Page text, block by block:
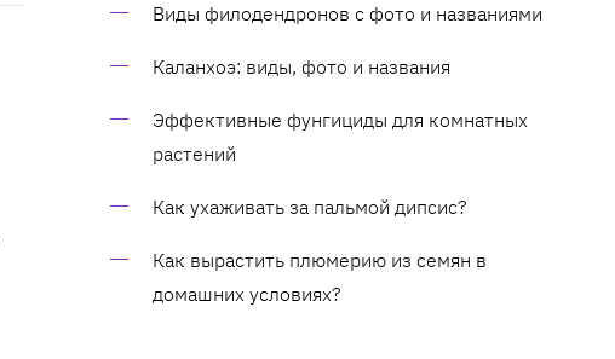
Виды филодендронов с фото и названиями
Каланхоэ: виды, фото и названия
Эффективные фунгициды для комнатных
растений
Как ухаживать за пальмой дипсис?
Как вырастить плюмерию из семян в
домашних условиях?